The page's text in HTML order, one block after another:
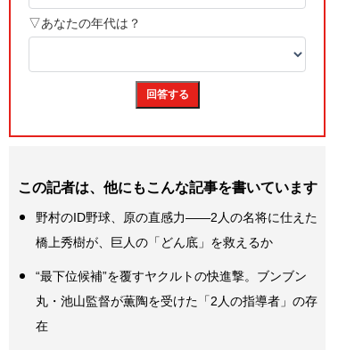
この記者は、他にもこんな記事を書いています
野村のID野球、原の直感力——2人の名将に仕えた
橋上秀樹が、巨人の「どん底」を救えるか
“最下位候補”を覆すヤクルトの快進撃。ブンブン
丸・池山監督が薫陶を受けた「2人の指導者」の存
在